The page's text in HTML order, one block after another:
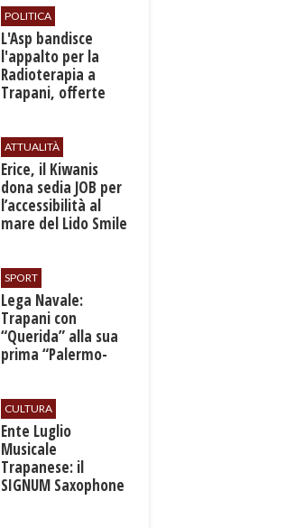
POLITICA
L'Asp bandisce
l'appalto per la
Radioterapia a
Trapani, offerte
ATTUALITÀ
​Erice, il Kiwanis
dona sedia JOB per
l’accessibilità al
mare del Lido Smile
SPORT
​Lega Navale:
Trapani con
“Querida” alla sua
prima “Palermo-
CULTURA
Ente Luglio
Musicale
Trapanese: il
SIGNUM Saxophone